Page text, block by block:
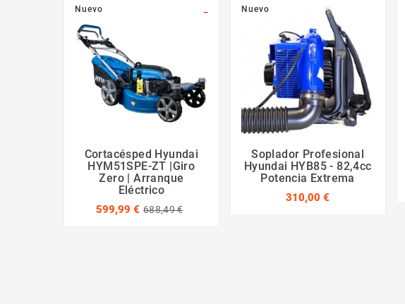
Nuevo
Cortacésped Hyundai
HYM51SPE-ZT |Giro
Zero | Arranque
Eléctrico
599,99 € 688,49 €
Nuevo
Soplador Profesional
Hyundai HYB85 - 82,4cc
Potencia Extrema
310,00 €